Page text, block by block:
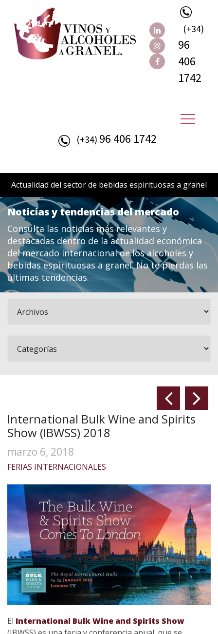
(+34)
96
406
1742
(+34) 96 406 1742
Actualidad del sector de bebidas espirituosas a granel
Noticias y tendencias del mercado
Consulta las noticias más relevantes y
destacadas dentro de la actualidad económica
del mercado internacional de los alcoholes y
bebidas espirituosas a granel. No te pierdas las
últimas tendencias.
International Bulk Wine and Spirits
Show (IBWSS) 2018
marzo 6, 2018
FERIAS INTERNACIONALES
El International Bulk Wine and Spirits Show